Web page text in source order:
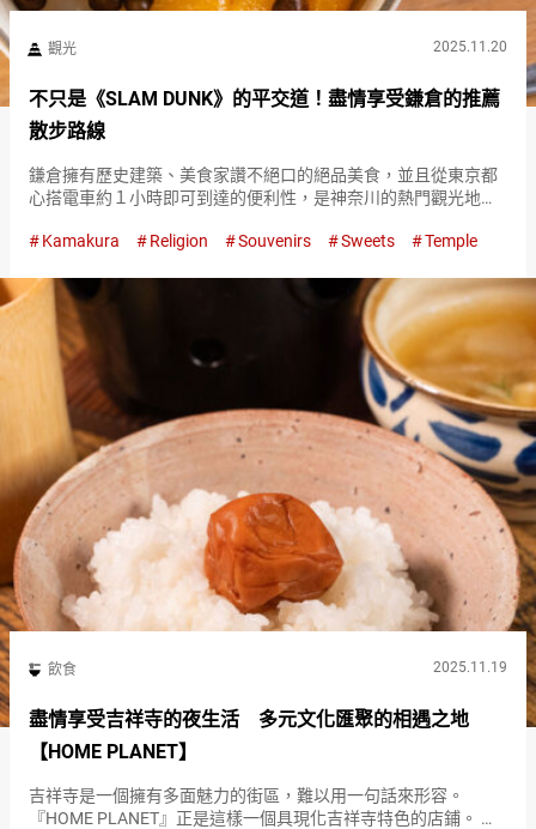
觀光 2025.11.20
不只是《SLAM DUNK》的平交道！盡情享受鎌倉的推薦
散步路線
鎌倉擁有歷史建築、美食家讚不絕口的絕品美食，並且從東京都
心搭電車約１小時即可到達的便利性，是神奈川的熱門觀光地之
影也很顯眼。 特別是動畫《SLAM DUNK》開場場景中出現的鎌
Kamakura Religion Souvenirs Sweets Temple
飲食 2025.11.19
盡情享受吉祥寺的夜生活 多元文化匯聚的相遇之地
【HOME PLANET】
吉祥寺是一個擁有多面魅力的街區，難以用一句話來形容。
『HOME PLANET』正是這樣一個具現化吉祥寺特色的店鋪。 它